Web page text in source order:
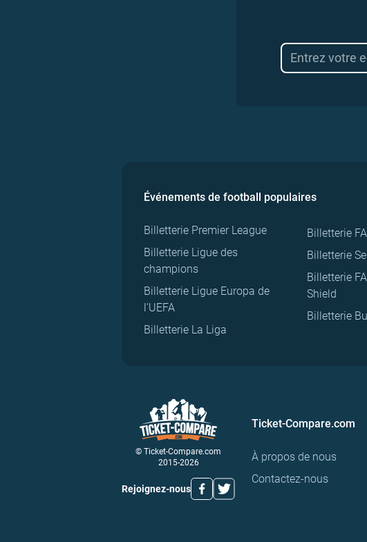
Événements de football populaires
Billetterie Premier League
Billetterie Ligue des
champions
Billetterie Ligue Europa de
l'UEFA
Billetterie La Liga
Billetterie
Billetterie
Billetterie
Shield
Billetterie
© Ticket-Compare.com
2015-2026
Rejoignez-nous
Ticket-Compare.com
À propos de nous
Contactez-nous